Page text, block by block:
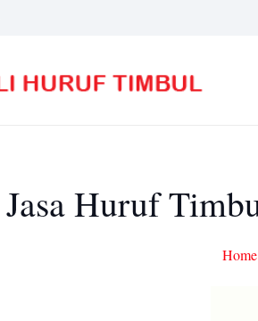
Jasa Huruf
Home